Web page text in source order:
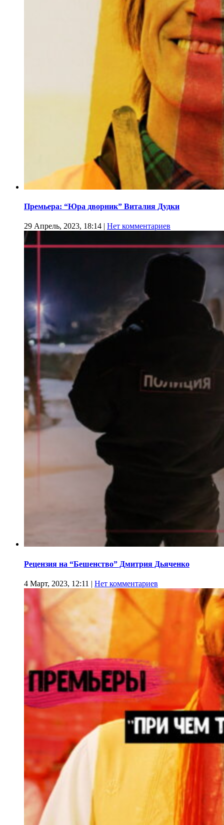
Премьера: “Юра дворник” Виталия Дудки
29 Апрель, 2023, 18:14 | Нет комментариев
Рецензия на “Бешенство” Дмитрия Дьяченко
4 Март, 2023, 12:11 | Нет комментариев